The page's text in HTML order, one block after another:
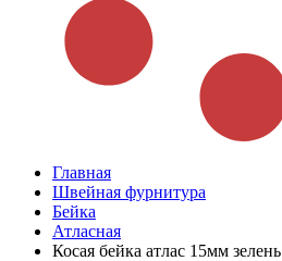
Главная
Швейная фурнитура
Бейка
Атласная
Косая бейка атлас 15мм зелень